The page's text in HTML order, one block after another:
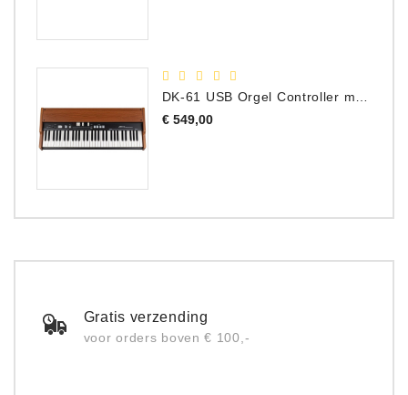
€ 549,00Prijs
Gratis verzending
voor orders boven € 100,-